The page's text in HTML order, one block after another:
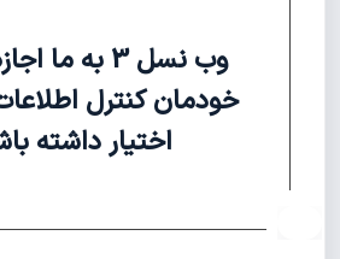
وب نسل 3 به
خودمان کنترل
اختیار داشته